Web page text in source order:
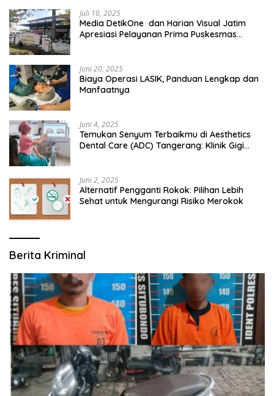
Juli 10, 2025
Media DetikOne dan Harian Visual Jatim
Apresiasi Pelayanan Prima Puskesmas
Juni 20, 2025
Biaya Operasi LASIK, Panduan Lengkap dan
Manfaatnya
Juni 4, 2025
Temukan Senyum Terbaikmu di Aesthetics
Dental Care (ADC) Tangerang: Klinik Gigi
Juni 2, 2025
Alternatif Pengganti Rokok: Pilihan Lebih
Sehat untuk Mengurangi Risiko Merokok
Berita Kriminal